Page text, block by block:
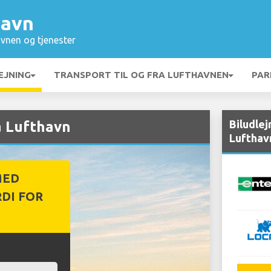
og tjenester
TRANSPORT TIL OG FRA LUFTHAVNEN
Lufthavn
FOR